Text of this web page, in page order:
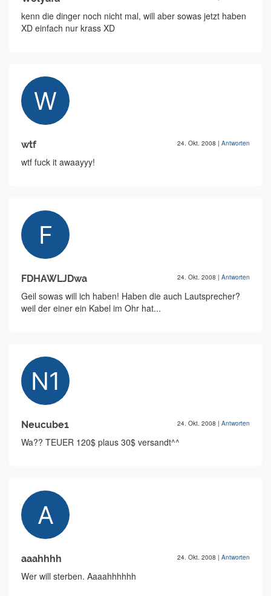
kenn die dinger noch nicht mal, will aber sowas jetzt haben
XD einfach nur krass XD
wtf 24. Okt. 2008 | Antworten
wtf fuck it awaayyy!
FDHAWLJDwa 24. Okt. 2008 | Antworten
Geil sowas will ich haben! Haben die auch Lautsprecher?
weil der einer ein Kabel im Ohr hat...
Neucube1 24. Okt. 2008 | Antworten
Wa?? TEUER 120$ plaus 30$ versandt^^
aaahhhh 24. Okt. 2008 | Antworten
Wer will sterben. Aaaahhhhhh